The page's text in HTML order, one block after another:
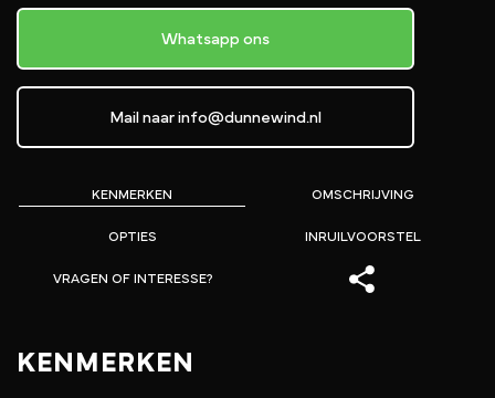
KENMERKEN OMSCHRIJVING
OPTIES INRUILVOORSTEL
VRAGEN OF INTERESSE?
KENMERKEN
Whatsapp ons
Mail naar info@dunnewind.nl